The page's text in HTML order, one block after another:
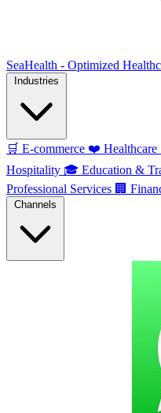
SeaHealth - Optimized
🛒 E-commerce ❤️ Healthcare
Hospitality 🎓 Education &
Professional Services 🏢